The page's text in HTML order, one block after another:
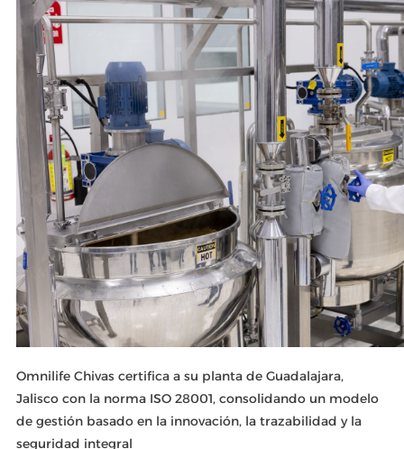
Omnilife Chivas certifica a su planta de Guadalajara,
Jalisco con la norma ISO 28001, consolidando un modelo
de gestión basado en la innovación, la trazabilidad y la
seguridad integral